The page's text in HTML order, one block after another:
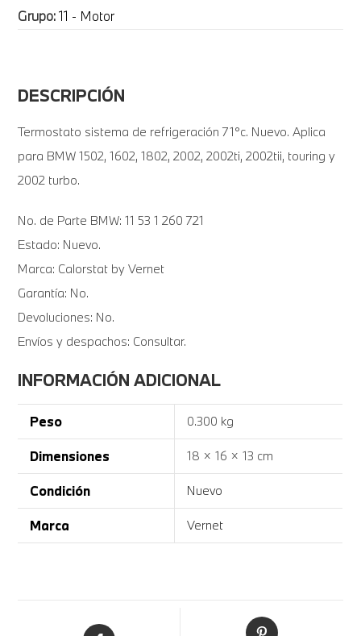
Grupo:11 - Motor
DESCRIPCIÓN
Termostato sistema de refrigeración 71°c. Nuevo. Aplica
para BMW 1502, 1602, 1802, 2002, 2002ti, 2002tii, touring y
2002 turbo.
No. de Parte BMW: 11 53 1 260 721
Estado: Nuevo.
Marca: Calorstat by Vernet
Garantía: No.
Devoluciones: No.
Envíos y despachos: Consultar.
INFORMACIÓN ADICIONAL
Peso 0.300 kg
Dimensiones 18 × 16 × 13 cm
Condición Nuevo
Marca Vernet